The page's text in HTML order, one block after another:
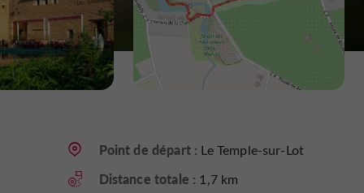
Point de départ : Le Temple-sur-Lot
Distance totale : 1,7 km